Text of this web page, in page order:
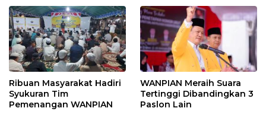
Ribuan Masyarakat Hadiri
Syukuran Tim
Pemenangan WANPIAN
WANPIAN Meraih Suara
Tertinggi Dibandingkan 3
Paslon Lain